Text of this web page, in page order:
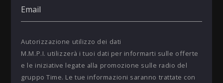
Autorizzazione utilizzo dei dati
M.M.P.I. utilizzerà i tuoi dati per informarti sulle offerte
e le iniziative legate alla promozione sulle radio del
gruppo Time. Le tue informazioni saranno trattate con